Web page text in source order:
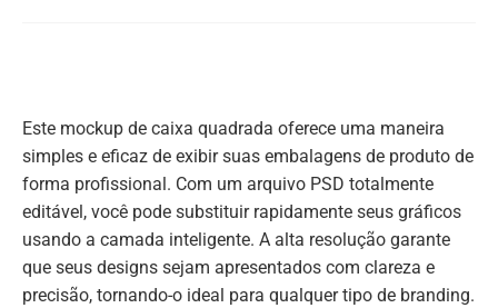
Este mockup de caixa quadrada oferece uma maneira
simples e eficaz de exibir suas embalagens de produto de
forma profissional. Com um arquivo PSD totalmente
editável, você pode substituir rapidamente seus gráficos
usando a camada inteligente. A alta resolução garante
que seus designs sejam apresentados com clareza e
precisão, tornando-o ideal para qualquer tipo de branding.